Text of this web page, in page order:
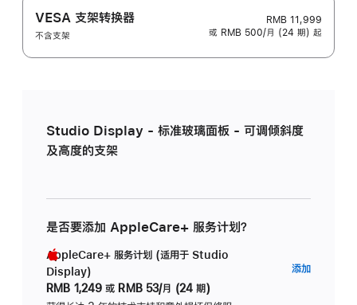
VESA 支架转换器
不含支架
RMB 11,999
或 RMB 500/月 (24 期) 起
Studio Display - 标准玻璃面板 - 可调倾斜度
及高度的支架
是否要添加 AppleCare+ 服务计划？
AppleCare+ 服务计划 (适用于 Studio
Display)
RMB 1,249 或 RMB 53/月 (24 期)
添加